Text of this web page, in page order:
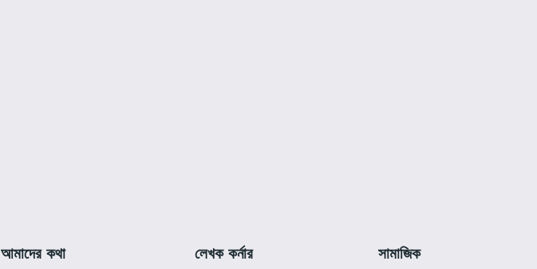
আমাদের কথা লেখক কর্নার সামাজিক